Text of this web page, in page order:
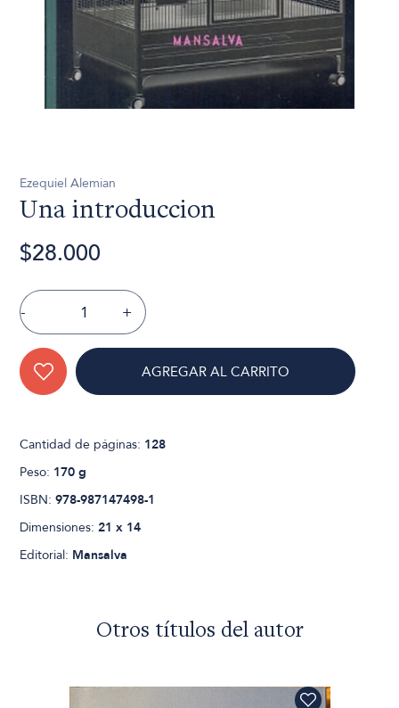
Ezequiel Alemian
Una introduccion
$28.000
- +
AGREGAR AL CARRITO
Cantidad de páginas: 128
Peso: 170 g
ISBN:978-987147498-1
Dimensiones:21 x 14
Editorial: Mansalva
Otros títulos del autor